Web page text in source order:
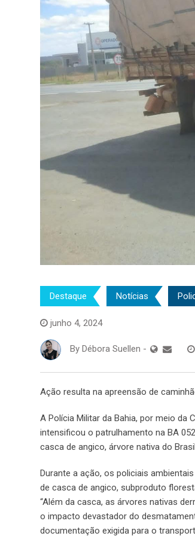
Destaque Notícias
junho 4, 2024
By Débora Suellen -
Ação resulta na apreensão de
A Polícia Militar da Bahia, por meio da
intensificou o patrulhamento na BA
casca de angico, árvore nativa do
Durante a ação, os policiais
de casca de angico, subproduto
“Além da casca, as árvores nativas
o impacto devastador do
documentação exigida para o